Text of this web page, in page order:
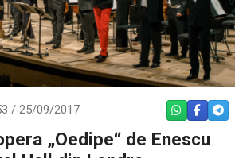
/ 25/09/2017 WHATSAPP
„Oedipe“ de Enescu